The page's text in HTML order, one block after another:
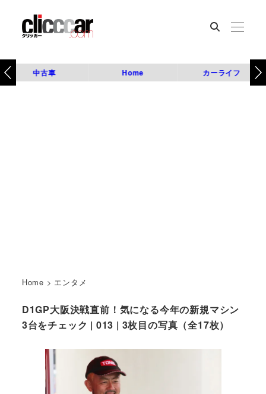
中古車 Home カーライフ
Home > エンタメ
D1GP大阪決戦直前！気になる今年の新規マシン
3台をチェック | 013 | 3枚目の写真（全17枚）